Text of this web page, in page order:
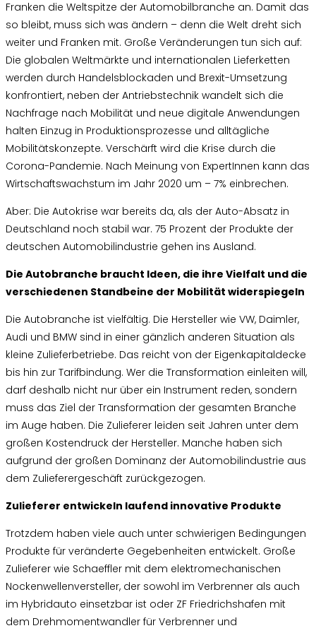
Franken die Weltspitze der Automobilbranche an. Damit das
so bleibt, muss sich was ändern – denn die Welt dreht sich
weiter und Franken mit. Große Veränderungen tun sich auf:
Die globalen Weltmärkte und internationalen Lieferketten
werden durch Handelsblockaden und Brexit-Umsetzung
konfrontiert, neben der Antriebstechnik wandelt sich die
Nachfrage nach Mobilität und neue digitale Anwendungen
halten Einzug in Produktionsprozesse und alltägliche
Mobilitätskonzepte. Verschärft wird die Krise durch die
Corona-Pandemie. Nach Meinung von ExpertInnen kann das
Wirtschaftswachstum im Jahr 2020 um – 7% einbrechen.
Aber: Die Autokrise war bereits da, als der Auto-Absatz in
Deutschland noch stabil war. 75 Prozent der Produkte der
deutschen Automobilindustrie gehen ins Ausland.
Die Autobranche braucht Ideen, die ihre Vielfalt und die
verschiedenen Standbeine der Mobilität widerspiegeln
Die Autobranche ist vielfältig. Die Hersteller wie VW, Daimler,
Audi und BMW sind in einer gänzlich anderen Situation als
kleine Zulieferbetriebe. Das reicht von der Eigenkapitaldecke
bis hin zur Tarifbindung. Wer die Transformation einleiten will,
darf deshalb nicht nur über ein Instrument reden, sondern
muss das Ziel der Transformation der gesamten Branche
im Auge haben. Die Zulieferer leiden seit Jahren unter dem
großen Kostendruck der Hersteller. Manche haben sich
aufgrund der großen Dominanz der Automobilindustrie aus
dem Zulieferergeschäft zurückgezogen.
Zulieferer entwickeln laufend innovative Produkte
Trotzdem haben viele auch unter schwierigen Bedingungen
Produkte für veränderte Gegebenheiten entwickelt. Große
Zulieferer wie Schaeffler mit dem elektromechanischen
Nockenwellenversteller, der sowohl im Verbrenner als auch
im Hybridauto einsetzbar ist oder ZF Friedrichshafen mit
dem Drehmomentwandler für Verbrenner und